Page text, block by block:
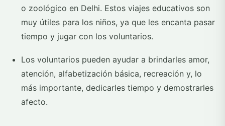
o zoológico en Delhi. Estos viajes educativos son
muy útiles para los niños, ya que les encanta pasar
tiempo y jugar con los voluntarios.
Los voluntarios pueden ayudar a brindarles amor,
atención, alfabetización básica, recreación y, lo
más importante, dedicarles tiempo y demostrarles
afecto.